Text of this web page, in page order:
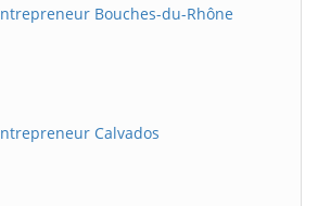
Bouches-du-Rhône
Calvados